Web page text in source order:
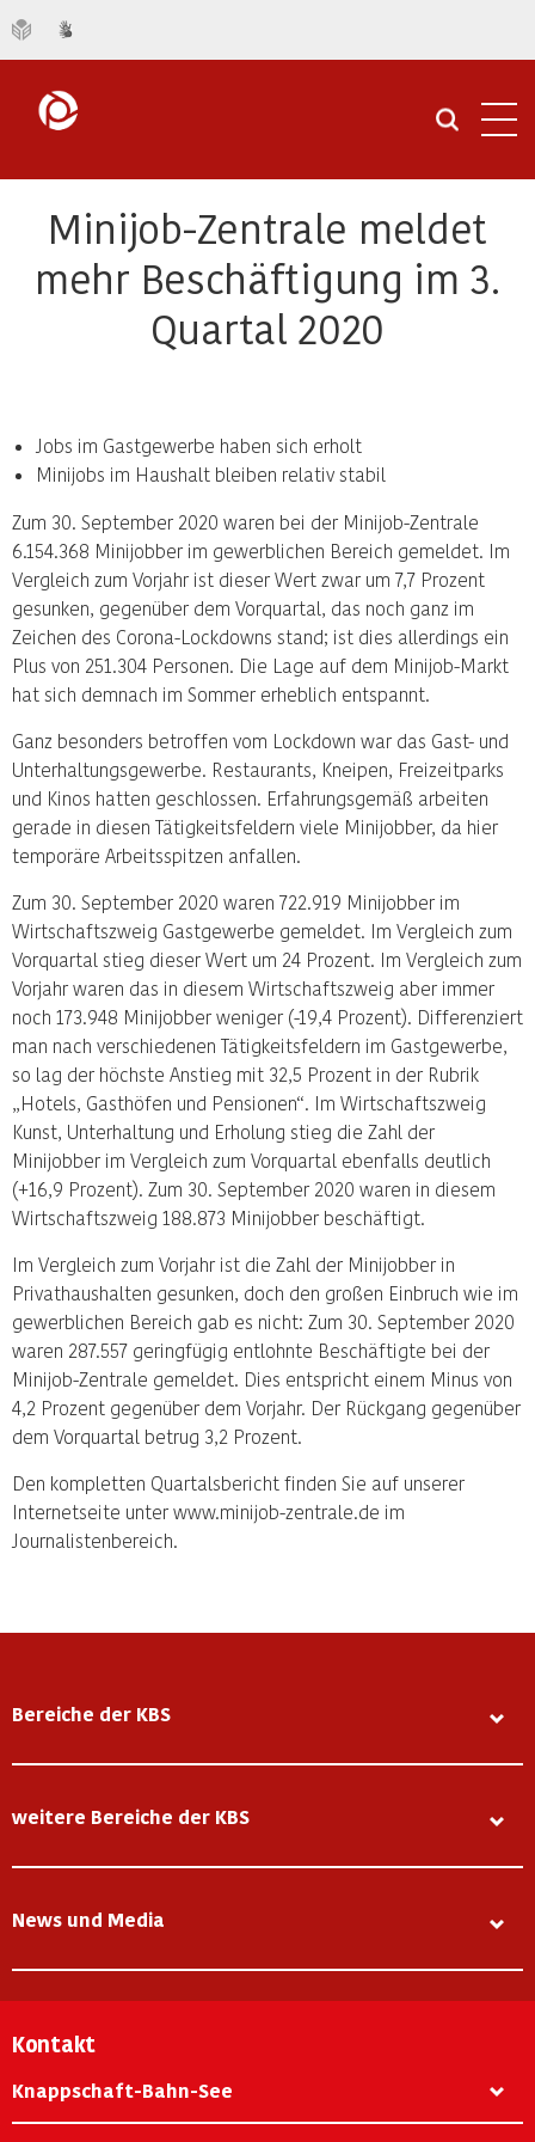
Minijob-Zentrale meldet
mehr Beschäftigung im 3.
Quartal 2020
Jobs im Gastgewerbe haben sich erholt
Minijobs im Haushalt bleiben relativ stabil
Zum 30. September 2020 waren bei der Minijob-Zentrale
6.154.368 Minijobber im gewerblichen Bereich gemeldet. Im
Vergleich zum Vorjahr ist dieser Wert zwar um 7,7 Prozent
gesunken, gegenüber dem Vorquartal, das noch ganz im
Zeichen des Corona-Lockdowns stand; ist dies allerdings ein
Plus von 251.304 Personen. Die Lage auf dem Minijob-Markt
hat sich demnach im Sommer erheblich entspannt.
Ganz besonders betroffen vom Lockdown war das Gast- und
Unterhaltungsgewerbe. Restaurants, Kneipen, Freizeitparks
und Kinos hatten geschlossen. Erfahrungsgemäß arbeiten
gerade in diesen Tätigkeitsfeldern viele Minijobber, da hier
temporäre Arbeitsspitzen anfallen.
Zum 30. September 2020 waren 722.919 Minijobber im
Wirtschaftszweig Gastgewerbe gemeldet. Im Vergleich zum
Vorquartal stieg dieser Wert um 24 Prozent. Im Vergleich zum
Vorjahr waren das in diesem Wirtschaftszweig aber immer
noch 173.948 Minijobber weniger (-19,4 Prozent). Differenziert
man nach verschiedenen Tätigkeitsfeldern im Gastgewerbe,
so lag der höchste Anstieg mit 32,5 Prozent in der Rubrik
„Hotels, Gasthöfen und Pensionen“. Im Wirtschaftszweig
Kunst, Unterhaltung und Erholung stieg die Zahl der
Minijobber im Vergleich zum Vorquartal ebenfalls deutlich
(+16,9 Prozent). Zum 30. September 2020 waren in diesem
Wirtschaftszweig 188.873 Minijobber beschäftigt.
Im Vergleich zum Vorjahr ist die Zahl der Minijobber in
Privathaushalten gesunken, doch den großen Einbruch wie im
gewerblichen Bereich gab es nicht: Zum 30. September 2020
waren 287.557 geringfügig entlohnte Beschäftigte bei der
Minijob-Zentrale gemeldet. Dies entspricht einem Minus von
4,2 Prozent gegenüber dem Vorjahr. Der Rückgang gegenüber
dem Vorquartal betrug 3,2 Prozent.
Den kompletten Quartalsbericht finden Sie auf unserer
Internetseite unter www.minijob-zentrale.de im
Journalistenbereich.
Bereiche der KBS
weitere Bereiche der KBS
News und Media
Kontakt
Knappschaft-Bahn-See